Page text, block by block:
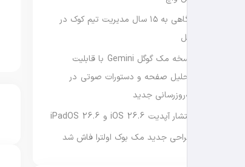
نگاهی به ۱۵ سال مدیریت تیم کوک در
اپل
نسخه مک گوگل Gemini با قابلیت
تحلیل صفحه و دستورات صوتی در
به‌روزرسانی جدید
انتشار آپدیت iOS 26.6 و iPadOS 26.6
طراحی جدید مک بوک اولترا فاش شد